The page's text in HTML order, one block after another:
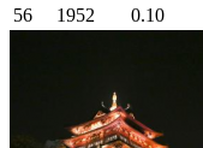
56
1952 0.10